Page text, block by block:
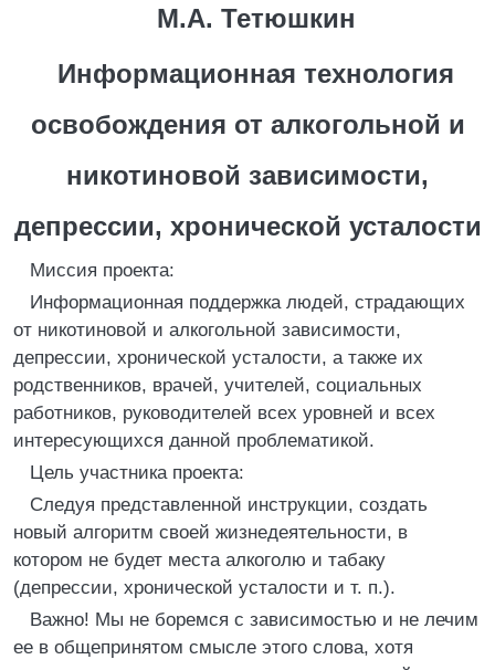
М.А. Тетюшкин
Информационная технология
освобождения от алкогольной и
никотиновой зависимости,
депрессии, хронической усталости
Миссия проекта:
Информационная поддержка людей, страдающих
от никотиновой и алкогольной зависимости,
депрессии, хронической усталости, а также их
родственников, врачей, учителей, социальных
работников, руководителей всех уровней и всех
интересующихся данной проблематикой.
Цель участника проекта:
Следуя представленной инструкции, создать
новый алгоритм своей жизнедеятельности, в
котором не будет места алкоголю и табаку
(депрессии, хронической усталости и т. п.).
Важно! Мы не боремся с зависимостью и не лечим
ее в общепринятом смысле этого слова, хотя